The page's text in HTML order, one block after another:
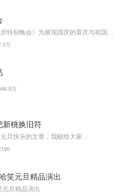
万
万
新桃换旧符
旦快乐的文章，我献给大家，
笑元旦精品演出
元旦精品演出